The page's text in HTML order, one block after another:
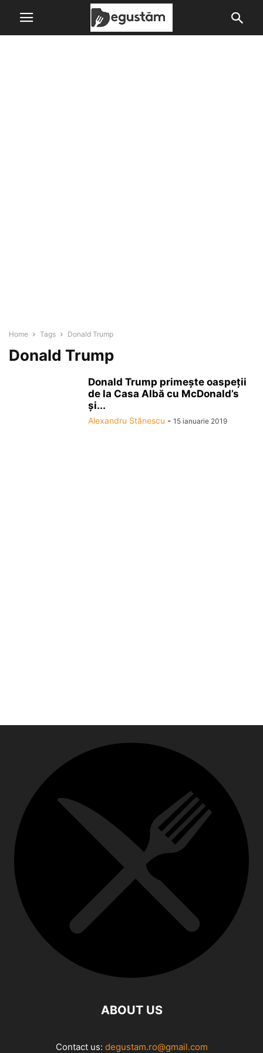
Home Tags Donald Trump
Donald Trump
Donald Trump primeşte oaspeţii
de la Casa Albă cu McDonald’s
şi...
Alexandru Stănescu - 15 ianuarie 2019
ABOUT US
Contact us: degustam.ro@gmail.com